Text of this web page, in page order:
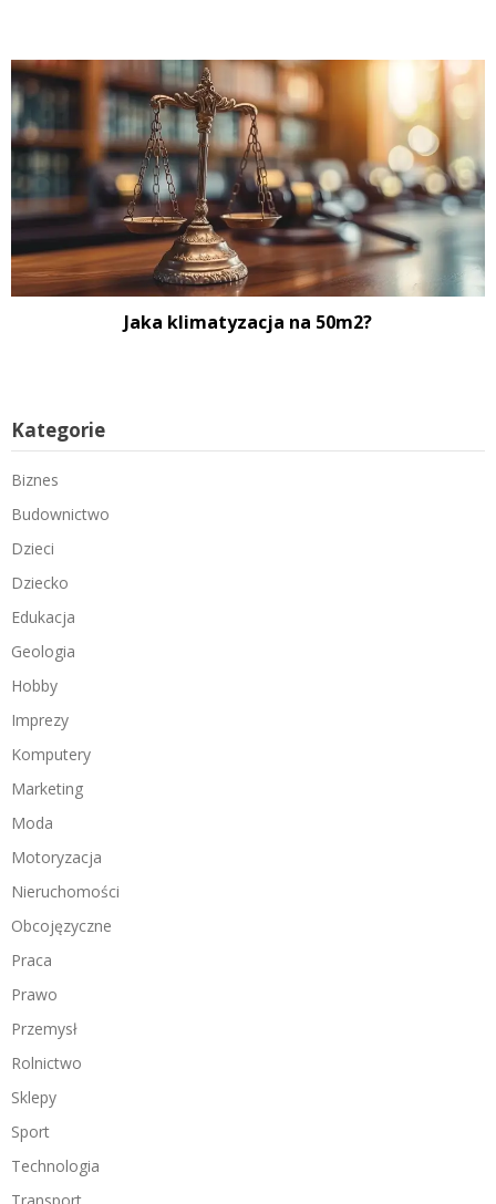
Jaka klimatyzacja na 50m2?
Kategorie
Biznes
Budownictwo
Dzieci
Dziecko
Edukacja
Geologia
Hobby
Imprezy
Komputery
Marketing
Moda
Motoryzacja
Nieruchomości
Obcojęzyczne
Praca
Prawo
Przemysł
Rolnictwo
Sklepy
Sport
Technologia